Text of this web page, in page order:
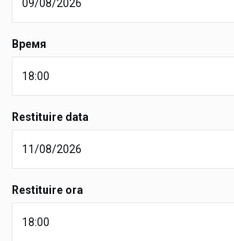
Время
Restituire data
Restituire ora